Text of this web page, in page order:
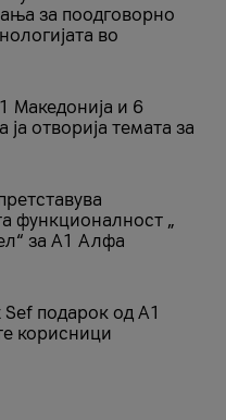
за поодговорно
во
Македонија и 6
отворија темата за
функционалност „
за А1 Алфа
подарок од А1
корисници